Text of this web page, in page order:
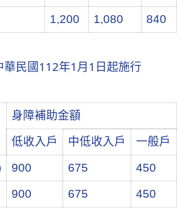
1,200 1,080 840
民國112年1月1日起施行
身障補助金額
低收入戶 中低收入戶 一般戶
900 675 450
900 675 450